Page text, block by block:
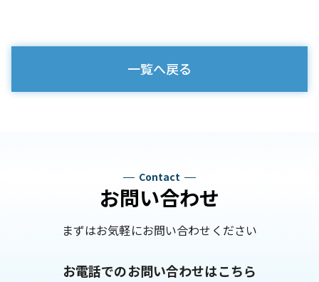
一覧へ戻る
Contact
お問い合わせ
まずはお気軽にお問い合わせください
お電話でのお問い合わせはこちら